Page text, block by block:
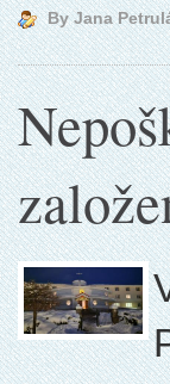
By Jana